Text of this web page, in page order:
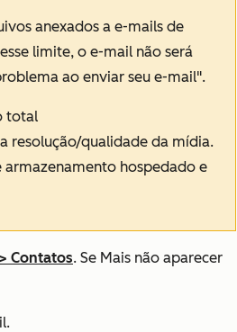
anexados a e-mails de
limite, o e-mail não será
ao enviar seu e-mail".
total
resolução/qualidade da mídia.
hospedado e
Contatos. Se Mais não aparecer